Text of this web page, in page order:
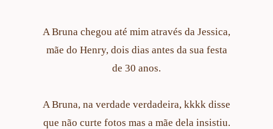
A Bruna chegou até mim através da Jessica,
mãe do Henry, dois dias antes da sua festa
de 30 anos.
A Bruna, na verdade verdadeira, kkkk disse
que não curte fotos mas a mãe dela insistiu.